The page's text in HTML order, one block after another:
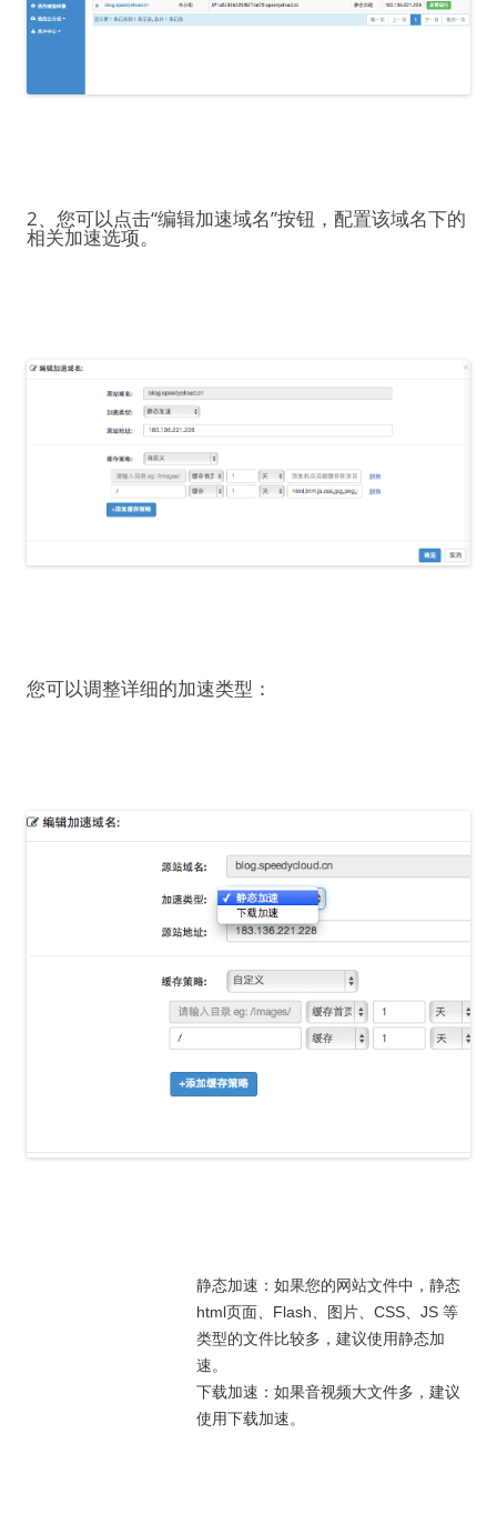
2、您可以点击“编辑加速域名”按钮，配置该域名下的
相关加速选项。
您可以调整详细的加速类型：
静态加速：如果您的网站文件中，静态
html页面、Flash、图片、CSS、JS 等
类型的文件比较多，建议使用静态加
速。
下载加速：如果音视频大文件多，建议
使用下载加速。